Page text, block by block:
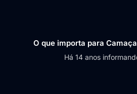
O que importa para
Há 14 anos